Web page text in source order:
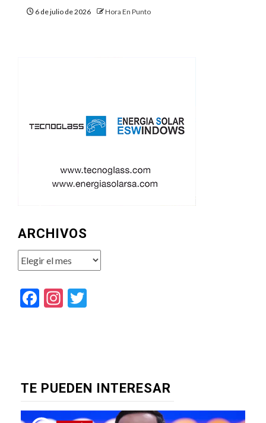
6 de julio de 2026 Hora En Punto
ARCHIVOS
Archivos
Facebook
Instagram
TE PUEDEN INTERESAR